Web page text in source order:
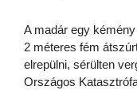
A madár egy
2 méteres fém
elrepülni, sérülten
Országos